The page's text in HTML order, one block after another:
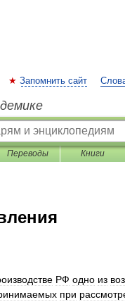
Запомнить сайт
Переводы Книги
РФ одно из
при